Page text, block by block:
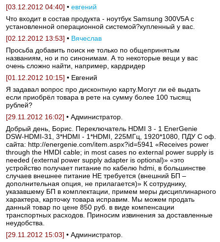
[03.12.2012 04:40] • евгений
Что входит в состав продукта - ноутбук Samsung 300V5A с
установленной операционной системой?купленный у вас.
[02.12.2012 13:53] • Вячеслав
Просьба добавить поиск не только по общепринятым
названиям, но и по синонимам. А то некоторые вещи у вас
очень сложно найти, например, кардридер
[01.12.2012 10:15] • Евгений
Я задавал вопрос про дисконтную карту.Могут ли её выдать
если приобрёл товара в рете на сумму более 100 тысящ
рублей?
[29.11.2012 16:02] • Администратор.
Добрый день, Борис. Переключатель HDMI 3 - 1 EnerGenie
DSW-HDMI-31, 3*HDMI - 1*HDMI, 225МГц, 1920*1080, ПДУ С оф.
сайта: http://energenie.com/item.aspx?id=5941 «Receives power
through the HMDI cable; in most cases no external power supply is
needed (external power supply adapter is optional)» «это
устройство получает питание по кабелю hdmi, в большинстве
случаев внешнее питание НЕ требуется (внешний БП –
дополнительная опция, не прилагается)» К сотруднику,
указавшему БП в комплектации, примем меры дисциплинарного
характера, карточку товара исправим. Мы можем продать
данный товар по цене 850 руб. в виде компенсации
транспортных расходов. Приносим извинения за доставленные
неудобства.
[29.11.2012 15:03] • Администратор.